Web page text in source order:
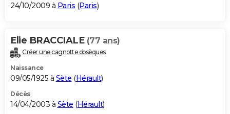
24/10/2009 à Paris (Paris)
Elie BRACCIALE (77 ans)
Créer une cagnotte obsèques
Naissance
09/05/1925 à Sète (Hérault)
Décès
14/04/2003 à Sète (Hérault)